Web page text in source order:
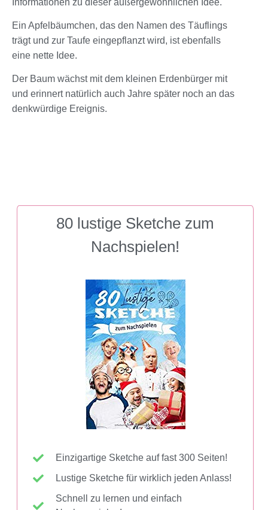
Ein Apfelbäumchen, das den Namen des Täuflings
trägt und zur Taufe eingepflanzt wird, ist ebenfalls
eine nette Idee.
Der Baum wächst mit dem kleinen Erdenbürger mit
und erinnert natürlich auch Jahre später noch an das
denkwürdige Ereignis.
80 lustige Sketche zum
Nachspielen!
Einzigartige Sketche auf fast 300 Seiten!
Lustige Sketche für wirklich jeden Anlass!
Schnell zu lernen und einfach